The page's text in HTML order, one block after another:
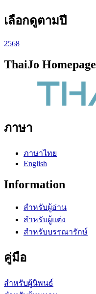
เลือกดูตามปี
2568
ThaiJo Homepage
ภาษา
ภาษาไทย
English
Information
สำหรับผู้อ่าน
สำหรับผู้แต่ง
สำหรับบรรณารักษ์
คู่มือ
สำหรับผู้นิพนธ์